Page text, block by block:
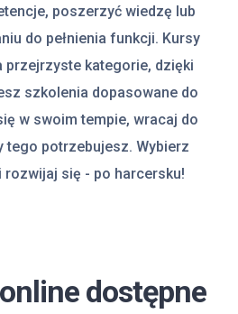
poszerzyć wiedzę lub
do pełnienia funkcji. Kursy
przejrzyste kategorie, dzięki
szkolenia dopasowane do
w swoim tempie, wracaj do
tego potrzebujesz. Wybierz
rozwijaj się - po harcersku!
dostępne